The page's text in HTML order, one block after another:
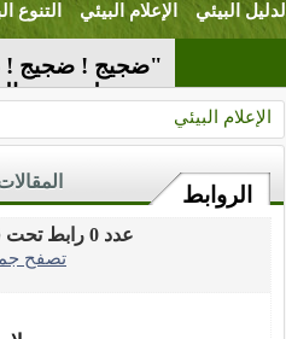
الدليل البيئي الإعلام البيئي التنوع
"ضجيج ! ضجيج !
بحث علمي عن
الإعلام البيئي
الروابط
عدد 0 رابط تحت قسم
تصفح